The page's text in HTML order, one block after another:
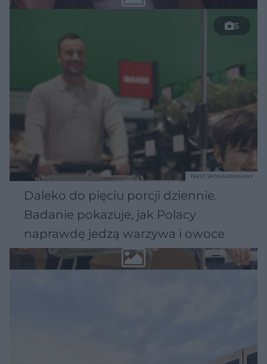
5
Daleko do pięciu porcji dziennie.
Badanie pokazuje, jak Polacy
naprawdę jedzą warzywa i owoce
TEKST SPONSOROWANY